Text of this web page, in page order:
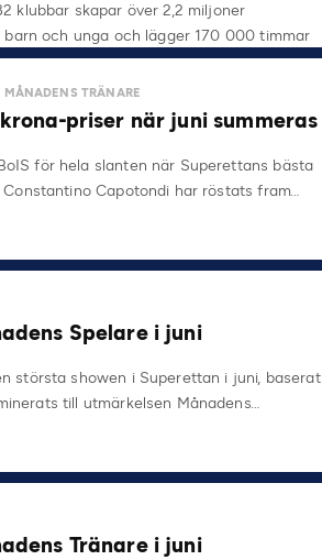
klubbar skapar över 2,2 miljoner
och unga och lägger 170 000 timmar
MÅNADENS TRÄNARE
priser när juni summeras
för hela slanten när Superettans bästa
Capotondi har röstats fram…
Spelare i juni
största showen i Superettan i juni, baserat
till utmärkelsen Månadens…
Tränare i juni